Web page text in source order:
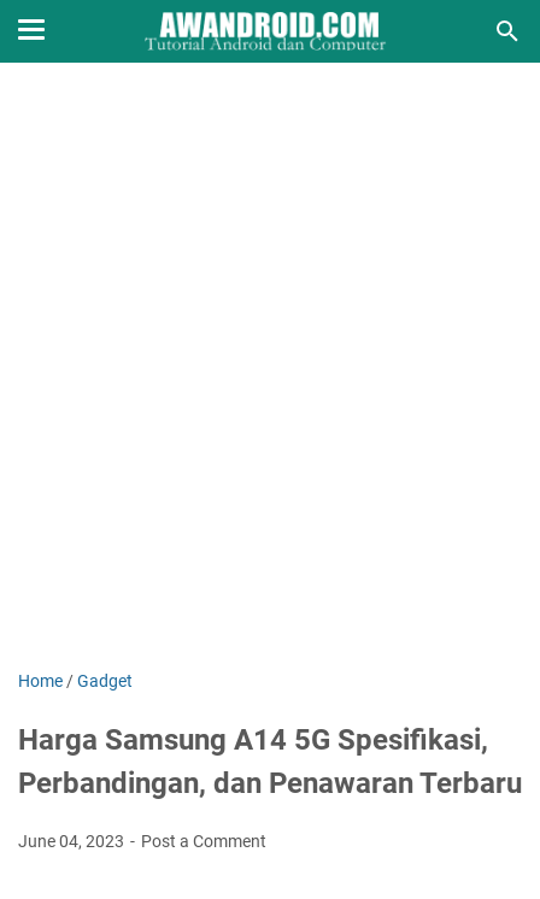
Home /Gadget
Harga Samsung A14 5G Spesifikasi,
Perbandingan, dan Penawaran Terbaru
June 04, 2023 Post a Comment